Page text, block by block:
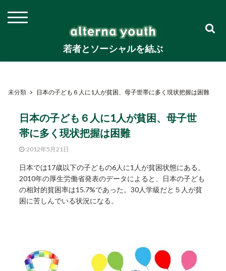
若者とソーシャルを結ぶ
未分類 日本の子ども６人に1人が貧困、母子世帯に多く現状把握は困難
日本の子ども６人に1人が貧困、母子世
帯に多く現状把握は困難
2012年5月21日
日本では17歳以下の子どもの6人に1人が貧困状態にある。
2010年の厚生労働省発表のデータによると、日本の子ども
の相対的貧困率は15.7%であった。30人学級だと５人が貧
困に苦しんでいる状況になる。